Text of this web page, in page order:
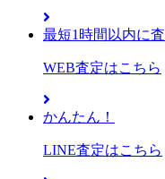
最短1時間以内に査
WEB査定はこちら
かんたん！
LINE査定はこちら